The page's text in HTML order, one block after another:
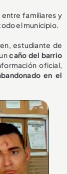
entre familiares y
el municipio.
estudiante de
caño del barrio
oficial,
en el